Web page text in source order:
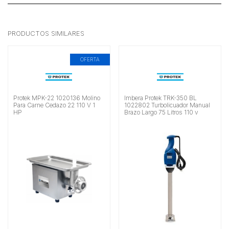
PRODUCTOS SIMILARES
OFERTA
Protek MPK-22 1020136 Molino
Para Carne Cedazo 22 110 V 1
HP
Imbera Protek TRK-350 BL
1022802 Turbolicuador Manual
Brazo Largo 75 Litros 110 v